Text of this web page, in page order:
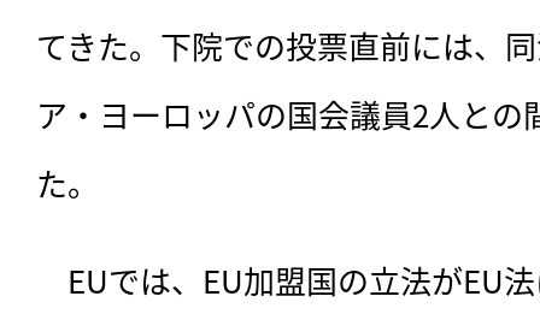
てきた。下院での投票直前には、
ア・ヨーロッパの国会議員2人と
た。
EUでは、EU加盟国の立法がEU